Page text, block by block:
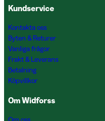
Kundservice
Kontakta oss
Byten & Returer
Vanliga frågor
Frakt & Leverans
Betalning
Köpvillkor
Om Widforss